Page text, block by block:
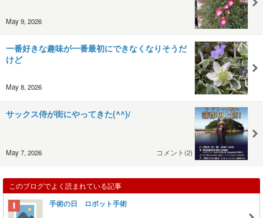
May 9, 2026
一番好きな趣味が一番最初にできなくなりそうだ
けど
May 8, 2026
サックス侍が街にやってきた(^^)/
May 7, 2026 コメント(2)
このブログでよく読まれている記事
手術の日 ロボット手術